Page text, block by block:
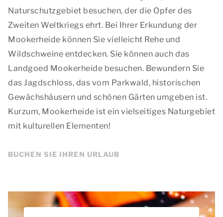
Naturschutzgebiet besuchen, der die Opfer des
Zweiten Weltkriegs ehrt. Bei Ihrer Erkundung der
Mookerheide können Sie vielleicht Rehe und
Wildschweine entdecken. Sie können auch das
Landgoed Mookerheide besuchen. Bewundern Sie
das Jagdschloss, das vom Parkwald, historischen
Gewächshäusern und schönen Gärten umgeben ist.
Kurzum, Mookerheide ist ein vielseitiges Naturgebiet
mit kulturellen Elementen!
BUCHEN SIE IHREN URLAUB